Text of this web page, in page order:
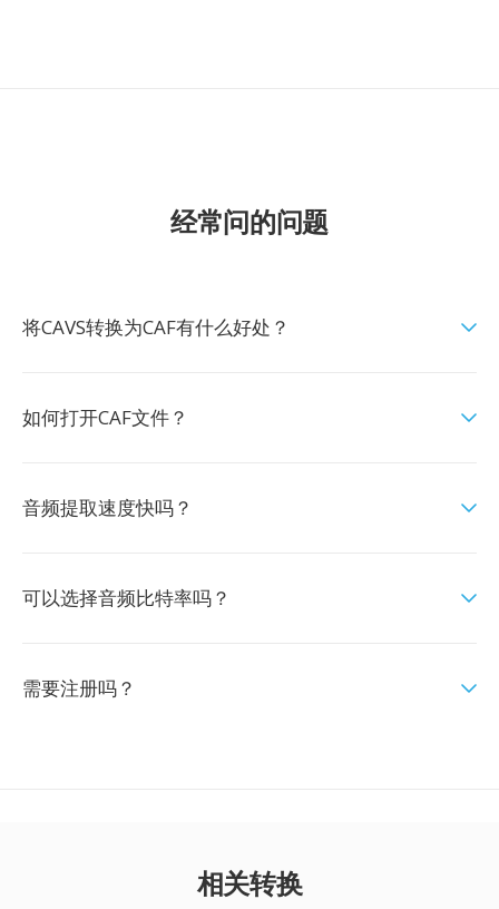
经常问的问题
将CAVS转换为CAF有什么好处？
如何打开CAF文件？
音频提取速度快吗？
可以选择音频比特率吗？
需要注册吗？
相关转换